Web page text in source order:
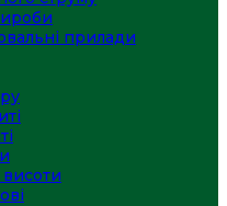
прилади
висоти